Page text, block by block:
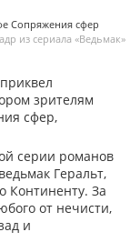
из сериала «Ведьмак»
зрителям
сфер,
серии романов
Геральт,
Континенту. За
от нечисти,
и